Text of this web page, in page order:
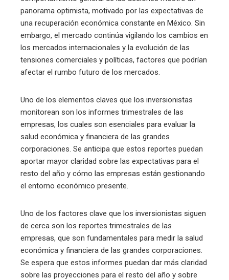
panorama optimista, motivado por las expectativas de
una recuperación económica constante en México. Sin
embargo, el mercado continúa vigilando los cambios en
los mercados internacionales y la evolución de las
tensiones comerciales y políticas, factores que podrían
afectar el rumbo futuro de los mercados.
Uno de los elementos claves que los inversionistas
monitorean son los informes trimestrales de las
empresas, los cuales son esenciales para evaluar la
salud económica y financiera de las grandes
corporaciones. Se anticipa que estos reportes puedan
aportar mayor claridad sobre las expectativas para el
resto del año y cómo las empresas están gestionando
el entorno económico presente.
Uno de los factores clave que los inversionistas siguen
de cerca son los reportes trimestrales de las
empresas, que son fundamentales para medir la salud
económica y financiera de las grandes corporaciones.
Se espera que estos informes puedan dar más claridad
sobre las proyecciones para el resto del año y sobre